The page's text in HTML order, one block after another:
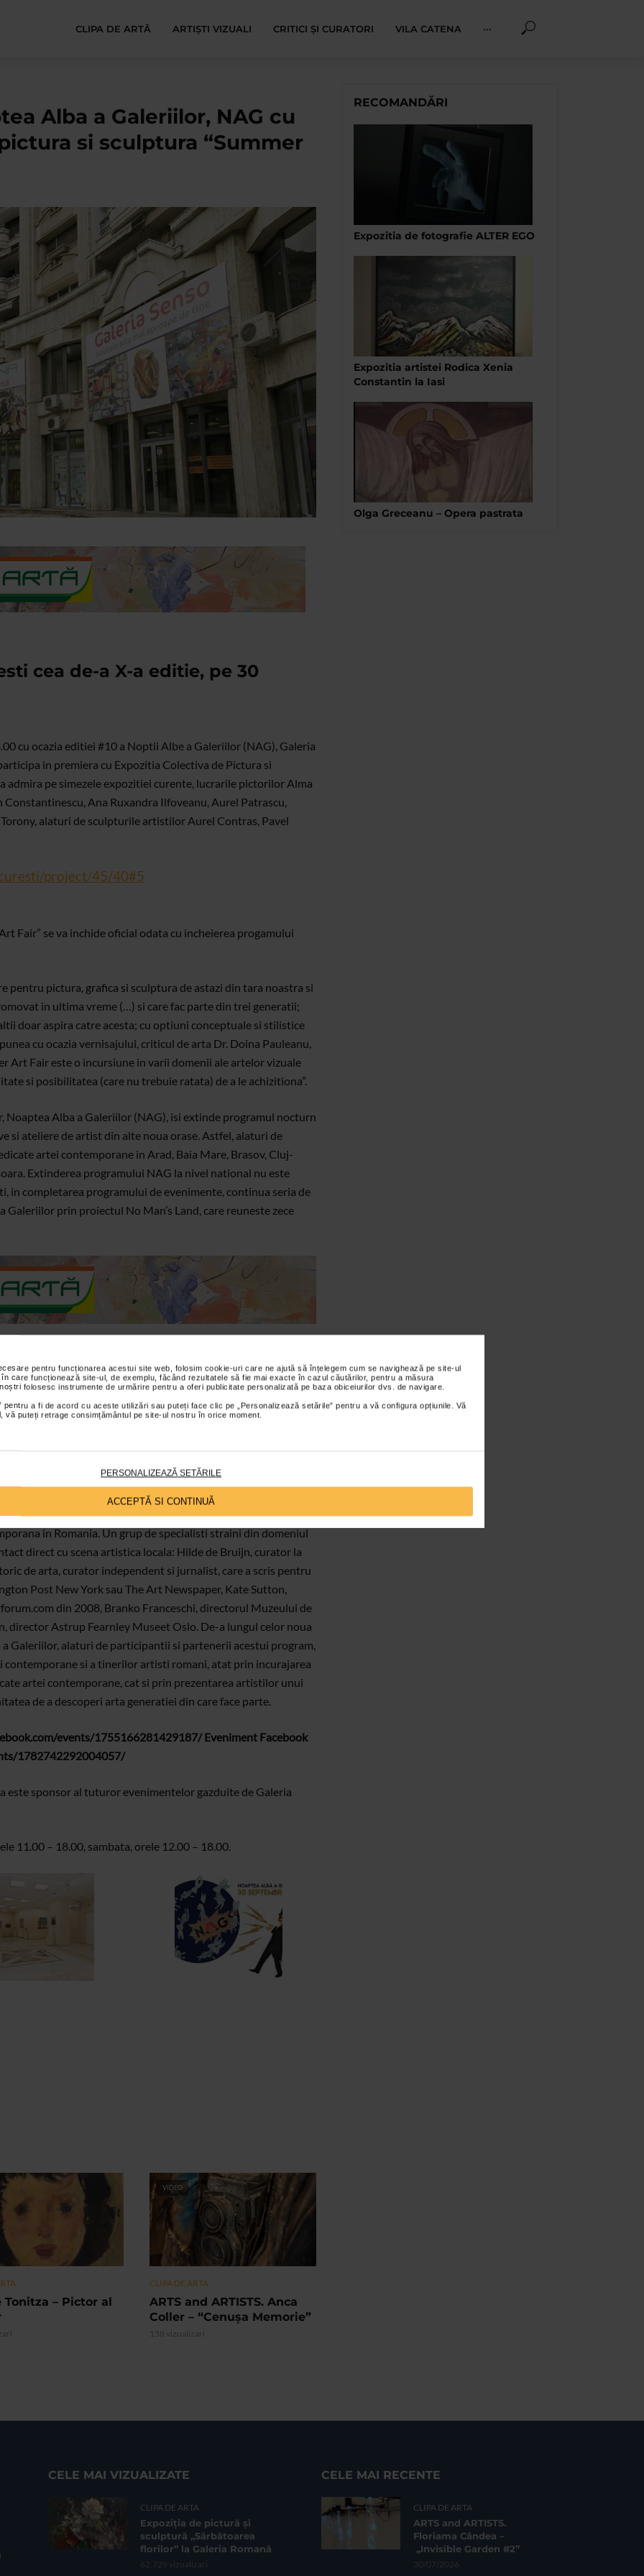
pentru funcționarea acestui site web, folosim cookie-uri care ne ajută să înțelegem cum se navighează pe site-ul
care funcționează site-ul, de exemplu, făcând rezultatele să fie mai exacte în cazul căutărilor, pentru a măsura
folosesc instrumente de urmărire pentru a oferi publicitate personalizată pe baza obiceiurilor dvs. de navigare.
pentru a fi de acord cu aceste utilizări sau puteți face clic pe „Personalizează setările” pentru a vă configura opțiunile. Vă
vă puteți retrage consimțământul pe site-ul nostru în orice moment.
PERSONALIZEAZĂ SETĂRILE
ACCEPTĂ SI CONTINUĂ
CLIPA DE ARTĂ ARTIȘTI VIZUALI CRITICI ȘI CURATORI VILA CATENA ···
Alba a Galeriilor, NAG cu
si sculptura “Summer
cea de-a X-a editie, pe 30
cu ocazia editiei #10 a Noptii Albe a Galeriilor (NAG), Galeria
in premiera cu Expozitia Colectiva de Pictura si
admira pe simezele expozitiei curente, lucrarile pictorilor Alma
Ana Ruxandra Ilfoveanu, Aurel Patrascu,
alaturi de sculpturile artistilor Aurel Contras, Pavel
project/45/40#5
Fair” se va inchide oficial odata cu incheierea progamului
pentru pictura, grafica si sculptura de astazi din tara noastra si
in ultima vreme (…) si care fac parte din trei generatii;
doar aspira catre acesta; cu optiuni conceptuale si stilistice
cu ocazia vernisajului, criticul de arta Dr. Doina Pauleanu,
Art Fair este o incursiune in varii domenii ale artelor vizuale
si posibilitatea (care nu trebuie ratata) de a le achizitiona”.
Noaptea Alba a Galeriilor (NAG), isi extinde programul nocturn
si ateliere de artist din alte noua orase. Astfel, alaturi de
artei contemporane in Arad, Baia Mare, Brasov, Cluj-
Extinderea programului NAG la nivel national nu este
in completarea programului de evenimente, continua seria de
prin proiectul No Man’s Land, care reuneste zece
este un spatiu (parter si etaj) privat destinat prezentarii,
si promovarii artei contemporane. Este o veritabila
pe Bd. Unirii nr. 15, intre Palatul Patriarhiei Romane si
ale Capitalei.
(NAG)
vizibila la nivel international infrastructura dinamica a
in Romania. Un grup de specialisti straini din domeniul
direct cu scena artistica locala: Hilde de Bruijn, curator la
de arta, curator independent si jurnalist, care a scris pentru
Post New York sau The Art Newspaper, Kate Sutton,
din 2008, Branko Franceschi, directorul Muzeului de
director Astrup Fearnley Museet Oslo. De-a lungul celor noua
Galeriilor, alaturi de participantii si partenerii acestui program,
contemporane si a tinerilor artisti romani, atat prin incurajarea
artei contemporane, cat si prin prezentarea artistilor unui
de a descoperi arta generatiei din care face parte.
events/1755166281429187/Eveniment Facebook
1782742292004057/
sponsor al tuturor evenimentelor gazduite de Galeria
11.00 – 18.00, sambata, orele 12.00 – 18.00.
Tonitza – Pictor al
VIDEO
CLIPA DE ARTA
ARTS and ARTISTS. Anca
Coller – “Cenușa Memorie”
158 vizualizari
RECOMANDĂRI
Expozitia de fotografie ALTER EGO
Expozitia artistei Rodica Xenia
Constantin la Iasi
Olga Greceanu – Opera pastrata
CELE MAI VIZUALIZATE
CLIPA DE ARTA
Expoziția de pictură și
sculptură „Sărbătoarea
florilor” la Galeria Romană
62.729 vizualizari
CELE MAI RECENTE
CLIPA DE ARTA
ARTS and ARTISTS.
Floriama Cândea –
„Invisible Garden #2”
30/07/2026